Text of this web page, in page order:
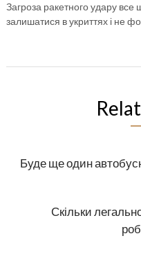
Загроза ракетного удару все
залишатися в укриттях і не
Буде ще один
Скільки